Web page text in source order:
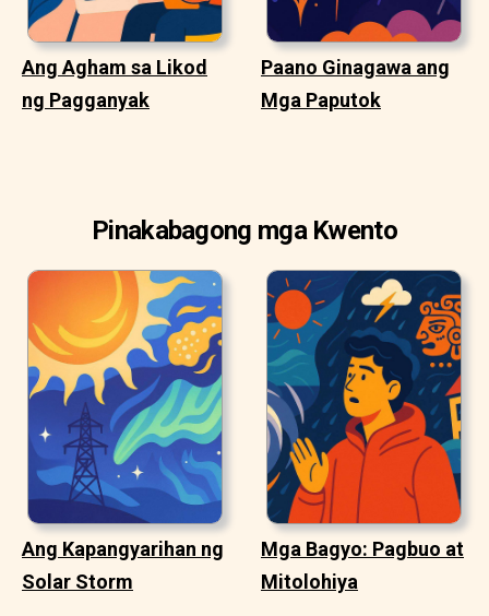
Ang Agham sa Likod
ng Pagganyak
Paano Ginagawa ang
Mga Paputok
Pinakabagong mga Kwento
Ang Kapangyarihan ng
Solar Storm
Mga Bagyo: Pagbuo at
Mitolohiya